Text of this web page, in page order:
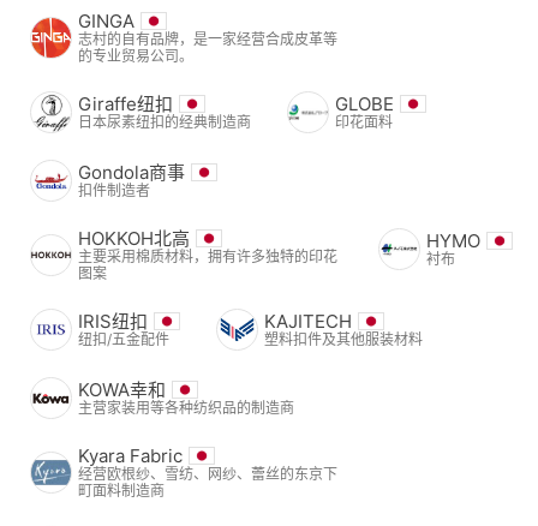
GINGA
志村的自有品牌，是一家经营合成皮革等
的专业贸易公司。
Giraffe纽扣
日本尿素纽扣的经典制造商
GLOBE
印花面料
Gondola商事
扣件制造者
HOKKOH北高
主要采用棉质材料，拥有许多独特的印花
图案
HYMO
衬布
IRIS纽扣
纽扣/五金配件
KAJITECH
塑料扣件及其他服装材料
KOWA幸和
主营家装用等各种纺织品的制造商
Kyara Fabric
经营欧根纱、雪纺、网纱、蕾丝的东京下
町面料制造商